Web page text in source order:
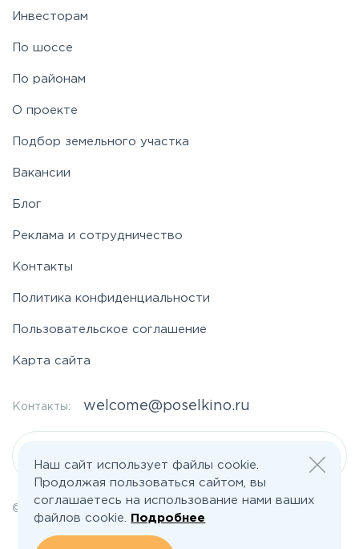
Инвесторам
По шоссе
По районам
О проекте
Подбор земельного участка
Вакансии
Блог
Реклама и сотрудничество
Контакты
Политика конфиденциальности
Пользовательское соглашение
Карта сайта
Контакты: welcome@poselkino.ru
© 2026 Все права защищены | poselkino.ru
ИП Маслов Дмитрий Валерьевич
ИНН 503406273833
Наш сайт использует файлы cookie.
Продолжая пользоваться сайтом, вы
соглашаетесь на использование нами ваших
файлов cookie.
Подробнее